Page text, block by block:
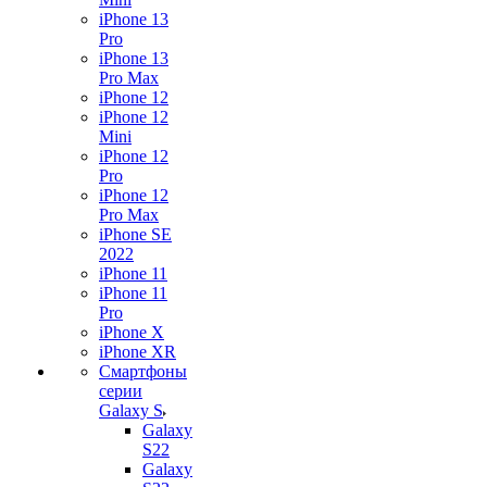
iPhone 13
Pro
iPhone 13
Pro Max
iPhone 12
iPhone 12
Mini
iPhone 12
Pro
iPhone 12
Pro Max
iPhone SE
2022
iPhone 11
iPhone 11
Pro
iPhone X
iPhone XR
Смартфоны
серии
Galaxy S
Galaxy
S22
Galaxy